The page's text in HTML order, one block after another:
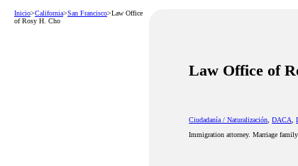
Inicio>California>San Francisco>Law Office
of Rosy H. Cho
Law Office of
Ciudadanía / Naturalización,DACA,
Immigration attorney. Marriage